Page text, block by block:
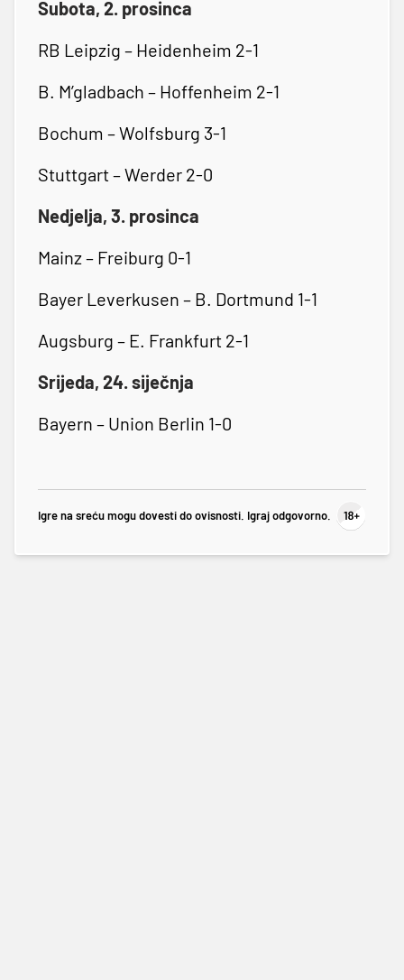
Subota, 2. prosinca
RB Leipzig – Heidenheim 2-1
B. M’gladbach – Hoffenheim 2-1
Bochum – Wolfsburg 3-1
Stuttgart – Werder 2-0
Nedjelja, 3. prosinca
Mainz – Freiburg 0-1
Bayer Leverkusen – B. Dortmund 1-1
Augsburg – E. Frankfurt 2-1
Srijeda, 24. siječnja
Bayern – Union Berlin 1-0
Igre na sreću mogu dovesti do ovisnosti. Igraj odgovorno.